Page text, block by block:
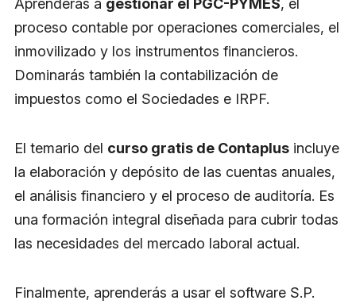
Aprenderás a gestionar el PGC-PYMES, el
proceso contable por operaciones comerciales, el
inmovilizado y los instrumentos financieros.
Dominarás también la contabilización de
impuestos como el Sociedades e IRPF.
El temario del curso gratis de Contaplus incluye
la elaboración y depósito de las cuentas anuales,
el análisis financiero y el proceso de auditoría. Es
una formación integral diseñada para cubrir todas
las necesidades del mercado laboral actual.
Finalmente, aprenderás a usar el software S.P.